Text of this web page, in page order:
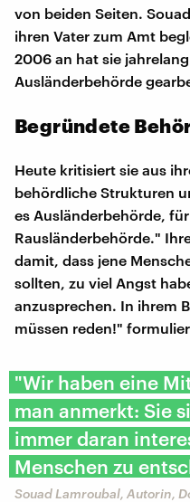
von beiden Seiten.
ihren Vater zum Amt
2006 an hat sie
Ausländerbehörde
Begründete
Heute kritisiert sie aus
behördliche Strukturen
es Ausländerbehörde,
Rausländerbehörde."
damit, dass jene
sollten, zu viel Angst
anzusprechen. In ihrem
müssen reden!"
"Wir haben eine
man anmerkt: Sie
immer daran
Menschen zu
Souad Lamroubal, Autorin,